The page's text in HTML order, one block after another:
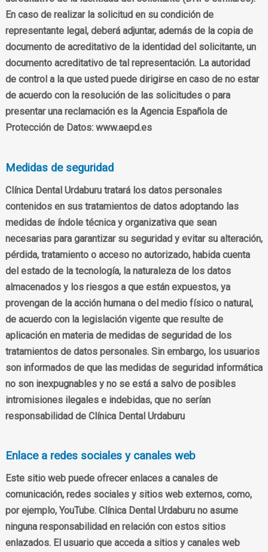
En caso de realizar la solicitud en su condición de
representante legal, deberá adjuntar, además de la copia de
documento de acreditativo de la identidad del solicitante, un
documento acreditativo de tal representación. La autoridad
de control a la que usted puede dirigirse en caso de no estar
de acuerdo con la resolución de las solicitudes o para
presentar una reclamación es la Agencia Española de
Protección de Datos: www.aepd.es
Medidas de seguridad
Clínica Dental Urdaburu tratará los datos personales
contenidos en sus tratamientos de datos adoptando las
medidas de índole técnica y organizativa que sean
necesarias para garantizar su seguridad y evitar su alteración,
pérdida, tratamiento o acceso no autorizado, habida cuenta
del estado de la tecnología, la naturaleza de los datos
almacenados y los riesgos a que están expuestos, ya
provengan de la acción humana o del medio físico o natural,
de acuerdo con la legislación vigente que resulte de
aplicación en materia de medidas de seguridad de los
tratamientos de datos personales. Sin embargo, los usuarios
son informados de que las medidas de seguridad informática
no son inexpugnables y no se está a salvo de posibles
intromisiones ilegales e indebidas, que no serían
responsabilidad de Clínica Dental Urdaburu
Enlace a redes sociales y canales web
Este sitio web puede ofrecer enlaces a canales de
comunicación, redes sociales y sitios web externos, como,
por ejemplo, YouTube. Clínica Dental Urdaburu no asume
ninguna responsabilidad en relación con estos sitios
enlazados. El usuario que acceda a sitios y canales web